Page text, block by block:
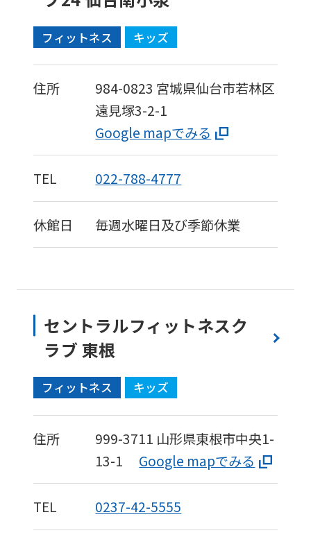
フィットネス キッズ
住所 984-0823 宮城県仙台市若林区
遠見塚3-2-1
Google mapでみる
TEL 022-788-4777
休館日 毎週水曜日及び季節休業
セントラルフィットネスク
ラブ 東根
フィットネス キッズ
住所 999-3711 山形県東根市中央1-
13-1
Google mapでみる
TEL 0237-42-5555